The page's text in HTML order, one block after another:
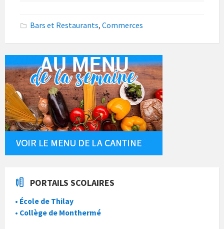
Bars et Restaurants, Commerces
PORTAILS SCOLAIRES
• École de Thilay
• Collège de Monthermé